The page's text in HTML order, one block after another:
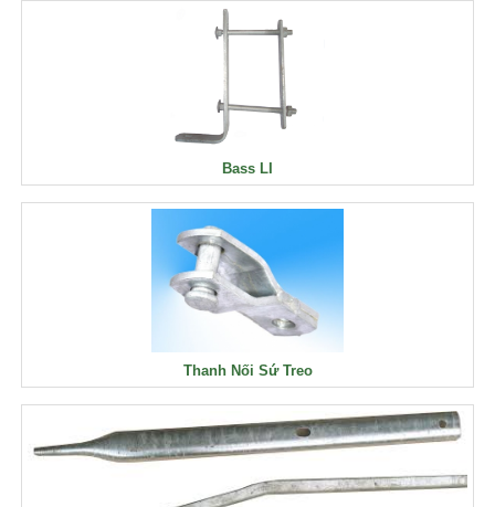
Bass LI
Thanh Nối Sứ Treo